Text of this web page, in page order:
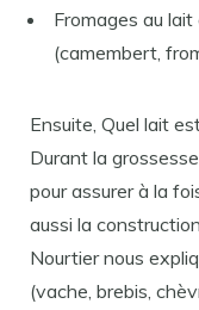
Fromages au
(camembert,
Ensuite, Quel lait
Durant la
pour assurer à la
aussi la
Nourtier nous
(vache, brebis,